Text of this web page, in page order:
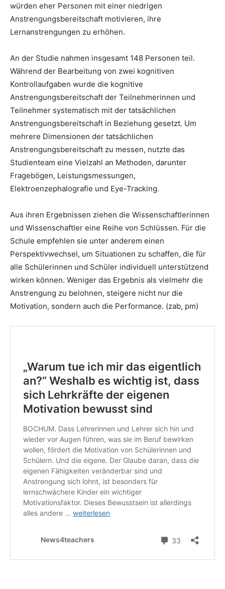
würden eher Personen mit einer niedrigen
Anstrengungsbereitschaft motivieren, ihre
Lernanstrengungen zu erhöhen.
An der Studie nahmen insgesamt 148 Personen teil.
Während der Bearbeitung von zwei kognitiven
Kontrollaufgaben wurde die kognitive
Anstrengungsbereitschaft der Teilnehmerinnen und
Teilnehmer systematisch mit der tatsächlichen
Anstrengungsbereitschaft in Beziehung gesetzt. Um
mehrere Dimensionen der tatsächlichen
Anstrengungsbereitschaft zu messen, nutzte das
Studienteam eine Vielzahl an Methoden, darunter
Fragebögen, Leistungsmessungen,
Elektroenzephalografie und Eye-Tracking.
Aus ihren Ergebnissen ziehen die Wissenschaftlerinnen
und Wissenschaftler eine Reihe von Schlüssen. Für die
Schule empfehlen sie unter anderem einen
Perspektivwechsel, um Situationen zu schaffen, die für
alle Schülerinnen und Schüler individuell unterstützend
wirken können. Weniger das Ergebnis als vielmehr die
Anstrengung zu belohnen, steigere nicht nur die
Motivation, sondern auch die Performance. (zab, pm)